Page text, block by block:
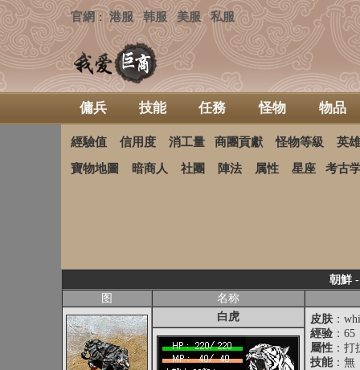
官網 ：港服 韩服 美服 私服
傭兵 技能 任務 怪物 物品
經驗值 信用度 消工量 商團貢獻 怪物等級 英
寶物地圖 暗商人 社團 陣法 属性 星座 考古
朝鮮
图
名称
白虎
皮肤 ：
經验 ：65
屬性 ：
技能：無